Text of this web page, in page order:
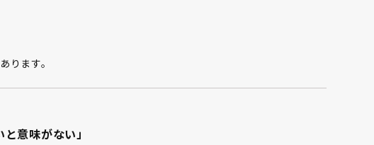
ります。
と意味がない」